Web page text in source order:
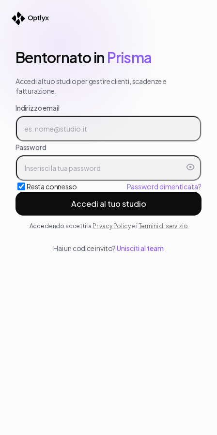
Bentornato in Prisma
Accedi al tuo studio per gestire clienti, scadenze e
fatturazione.
Indirizzo email
Password
Resta connesso Password dimenticata?
Accedi al tuo studio
Accedendo accetti la Privacy Policye i Termini di servizio
Hai un codice invito?Unisciti al team